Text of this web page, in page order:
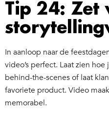
Tip 24: Zet
In aanloop naar de
video’s perfect. Laat zien
behind-the-scenes of laat
favoriete product. Video
memorabel.